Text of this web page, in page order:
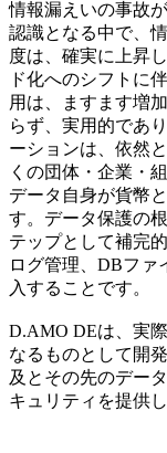
情報漏えいの事故
認識となる中で、
度は、確実に上昇
ド化へのシフトに
用は、ますます増
らず、実用的であ
ーションは、依然
くの団体・企業・
データ自身が貨幣
す。データ保護の
テップとして補完
ログ管理、DBファ
入することです。
D.AMO DEは、実
なるものとして開
及とその先のデー
キュリティを提供し